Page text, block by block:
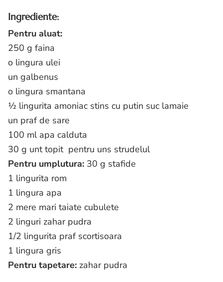
Ingrediente:
Pentru aluat:
250 g faina
o lingura ulei
un galbenus
o lingura smantana
½ lingurita amoniac stins cu putin suc lamaie
un praf de sare
100 ml apa calduta
30 g unt topit pentru uns strudelul
Pentru umplutura: 30 g stafide
1 lingurita rom
1 lingura apa
2 mere mari taiate cubulete
2 linguri zahar pudra
1/2 lingurita praf scortisoara
1 lingura gris
Pentru tapetare: zahar pudra